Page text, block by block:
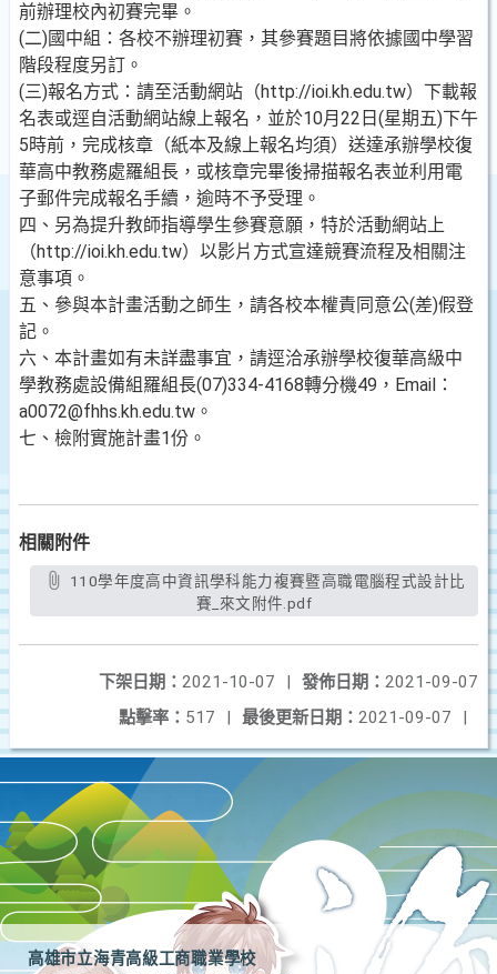
前辦理校內初賽完畢。
(二)國中組：各校不辦理初賽，其參賽題目將依據國中學習
階段程度另訂。
(三)報名方式：請至活動網站（http://ioi.kh.edu.tw）下載報
名表或逕自活動網站線上報名，並於10月22日(星期五)下午
5時前，完成核章（紙本及線上報名均須）送達承辦學校復
華高中教務處羅組長，或核章完畢後掃描報名表並利用電
子郵件完成報名手續，逾時不予受理。
四、另為提升教師指導學生參賽意願，特於活動網站上
（http://ioi.kh.edu.tw）以影片方式宣達競賽流程及相關注
意事項。
五、參與本計畫活動之師生，請各校本權責同意公(差)假登
記。
六、本計畫如有未詳盡事宜，請逕洽承辦學校復華高級中
學教務處設備組羅組長(07)334-4168轉分機49，Email：
a0072@fhhs.kh.edu.tw。
七、檢附實施計畫1份。
相關附件
賽_來文附件.pdf
發佈日期： 2021-09-07
下架日期： 2021-10-07
|
最後更新日期： 2021-09-07 |
點擊率： 517 |
高雄市立海青高級工商職業學校